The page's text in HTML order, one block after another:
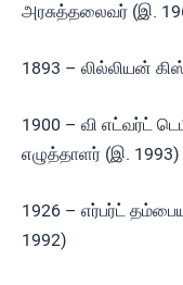
அரசுத்தலைவர் (இ.
1893 – லில்லியன்
1900 – வி எட்வர்ட்
எழுத்தாளர் (இ. 1993)
1926 – எர்பர்ட்
1992)